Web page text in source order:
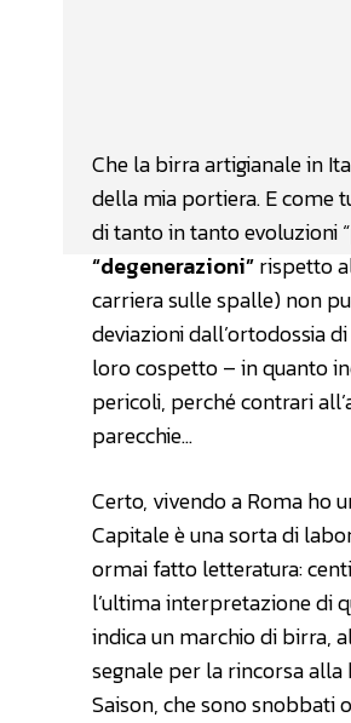
Che la birra artigianale in
della mia portiera. E come
di tanto in tanto evoluzioni
“degenerazioni”rispetto
carriera sulle spalle) non
deviazioni dall’ortodossia
loro cospetto – in quanto
pericoli, perché contrari
parecchie…
Certo, vivendo a Roma ho
Capitale è una sorta di
ormai fatto letteratura:
l’ultima interpretazione di
indica un marchio di birra,
segnale per la rincorsa
Saison, che sono snobbati